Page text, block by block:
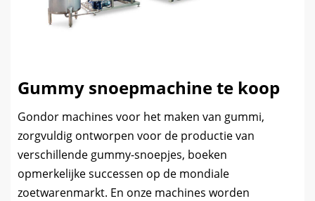
Gummy snoepmachine te koop
Gondor machines voor het maken van gummi,
zorgvuldig ontworpen voor de productie van
verschillende gummy-snoepjes, boeken
opmerkelijke successen op de mondiale
zoetwarenmarkt. En onze machines worden